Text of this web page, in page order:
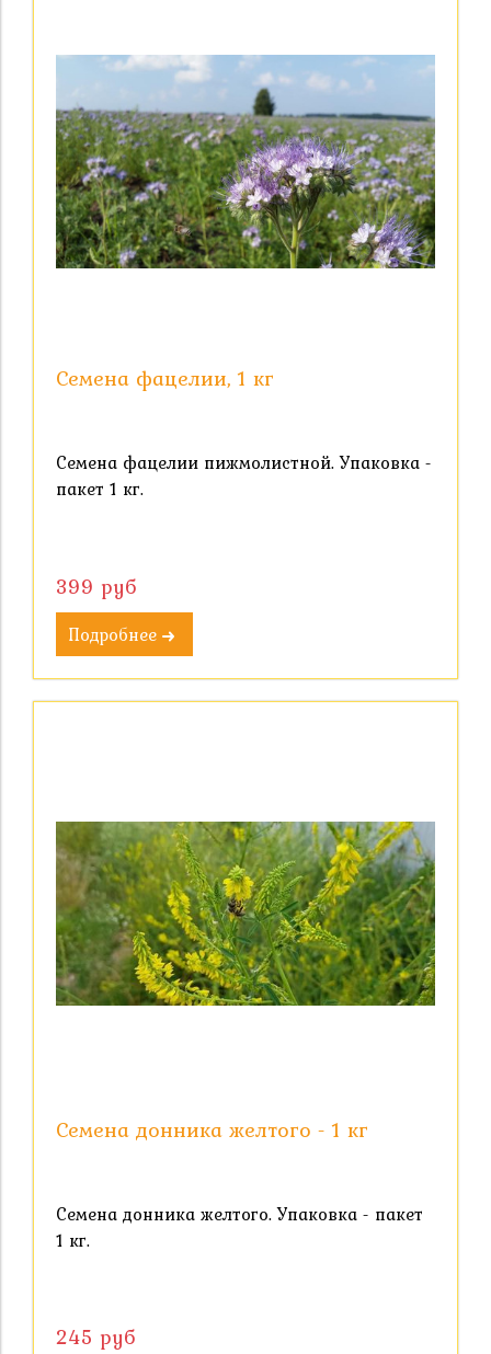
Семена фацелии, 1 кг
Семена фацелии пижмолистной. Упаковка -
пакет 1 кг.
399 руб
Подробнее
Семена донника желтого - 1 кг
Семена донника желтого. Упаковка - пакет
1 кг.
245 руб